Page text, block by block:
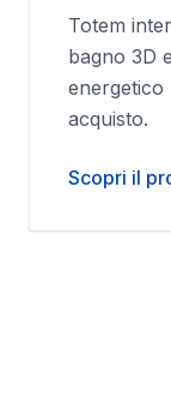
Totem
bagno 3D
acquisto.
Scopri il